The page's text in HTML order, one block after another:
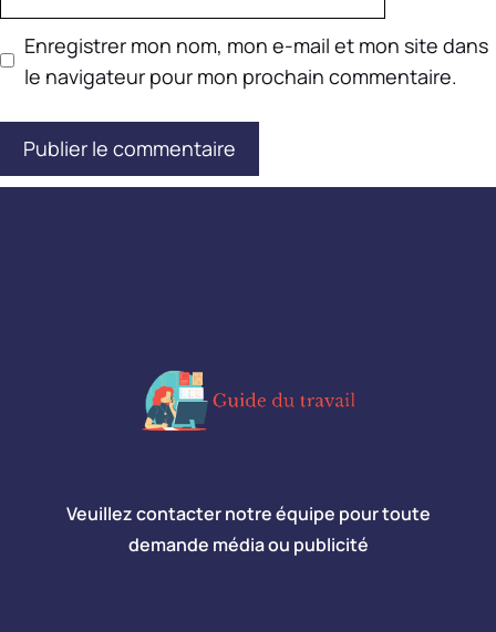
Enregistrer mon nom, mon e-mail et mon site dans
le navigateur pour mon prochain commentaire.
Veuillez contacter notre équipe pour toute
demande média ou publicité